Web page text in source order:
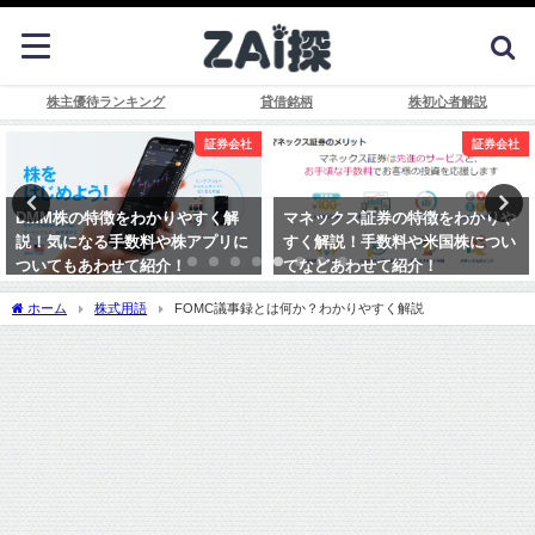
株主優待ランキング 貸借銘柄 株初心者解説
証券会社
マネックス証券の特徴をわかりや
すく解説！手数料や米国株につい
てなどあわせて紹介！
証券会社
LINE証券の特徴をわかりやすく
解説！手数料やタイムセールにつ
いてなどもあわせて紹介！
ホーム 株式用語 FOMC議事録とは何か？わかりやすく解説